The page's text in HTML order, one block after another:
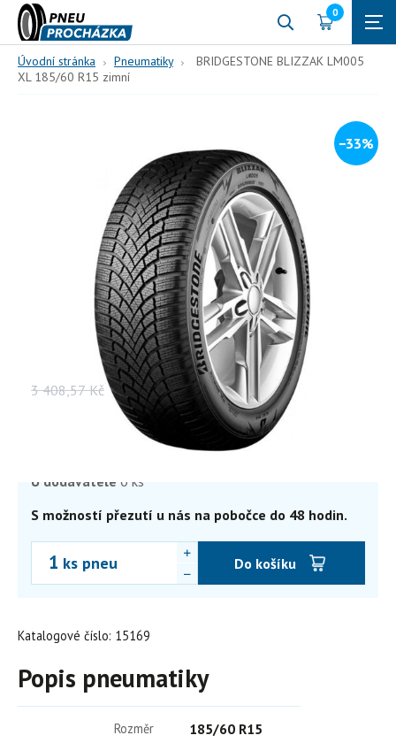
0
Úvodní stránka Pneumatiky
BRIDGESTONE BLIZZAK LM005
XL 185/60 R15 zimní
88 T (190 km/h)
−33%
BRIDGESTONE BLIZZAK
LM005 XL 185/60 R15 zimní
88, T, zimní
Vaše cena s DPH
3 408,57 Kč
2 290,29Kč
1 892,80 Kč bez DPH
U dodavatele 0 ks
S možností přezutí u nás na pobočce do 48 hodin.
ks pneu Do košíku
Katalogové číslo: 15169
Popis pneumatiky
Rozměr 185/60 R15